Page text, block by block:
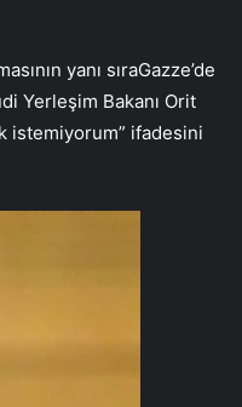
yanı sıraGazze’de
Yerleşim Bakanı Orit
istemiyorum” ifadesini